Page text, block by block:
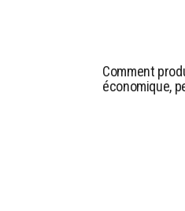
Comment
économique,